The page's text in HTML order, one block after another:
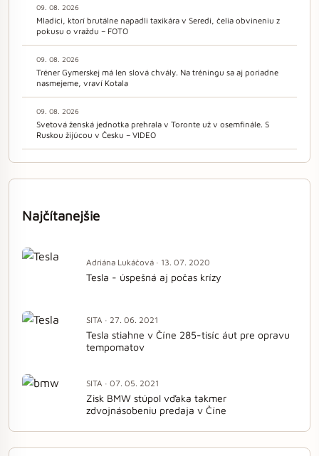
09. 08. 2026
Mladíci, ktorí brutálne napadli taxikára v Seredi, čelia obvineniu z
pokusu o vraždu – FOTO
09. 08. 2026
Tréner Gymerskej má len slová chvály. Na tréningu sa aj poriadne
nasmejeme, vraví Kotala
09. 08. 2026
Svetová ženská jednotka prehrala v Toronte už v osemfinále. S
Ruskou žijúcou v Česku – VIDEO
Najčítanejšie
Adriána Lukáčová · 13. 07. 2020
Tesla - úspešná aj počas krízy
SITA · 27. 06. 2021
Tesla stiahne v Číne 285-tisíc áut pre opravu
tempomatov
SITA · 07. 05. 2021
Zisk BMW stúpol vďaka takmer
zdvojnásobeniu predaja v Číne